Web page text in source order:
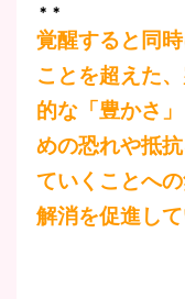
＊＊
覚醒すると同
ことを超えた
的な「豊かさ
めの恐れや抵
ていくことへ
解消を促進して